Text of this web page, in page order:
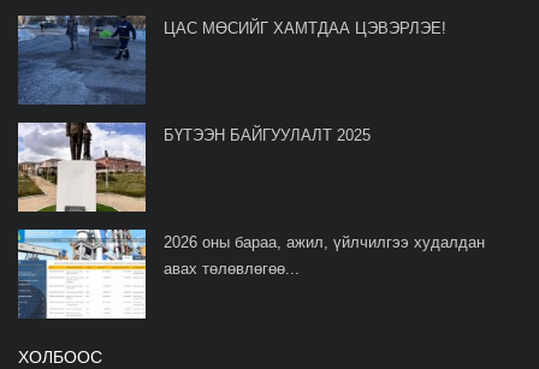
ЦАС МӨСИЙГ ХАМТДАА ЦЭВЭРЛЭЕ!
БҮТЭЭН БАЙГУУЛАЛТ 2025
2026 оны бараа, ажил, үйлчилгээ худалдан
авах төлөвлөгөө...
ХОЛБООС